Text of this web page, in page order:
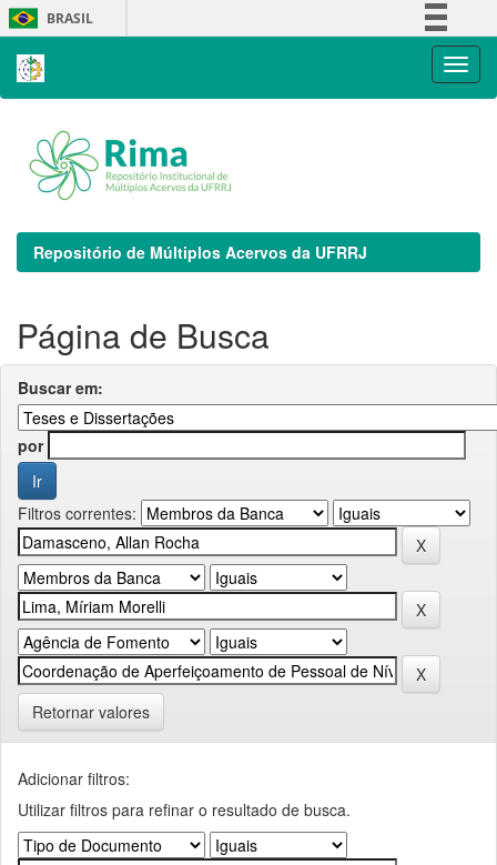
Skip
navigation
BRASIL
Repositório de Múltiplos Acervos da UFRRJ
Página de Busca
Buscar em:
por
Filtros correntes:
Retornar valores
Adicionar filtros:
Utilizar filtros para refinar o resultado de busca.